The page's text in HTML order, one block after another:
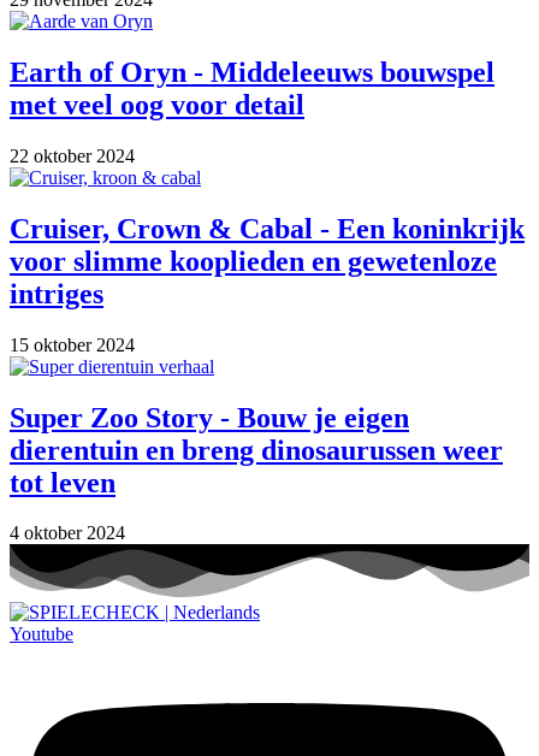
Earth of Oryn - Middeleeuws bouwspel
met veel oog voor detail
22 oktober 2024
Cruiser, Crown & Cabal - Een koninkrijk
voor slimme kooplieden en gewetenloze
intriges
15 oktober 2024
Super Zoo Story - Bouw je eigen
dierentuin en breng dinosaurussen weer
tot leven
4 oktober 2024
Youtube